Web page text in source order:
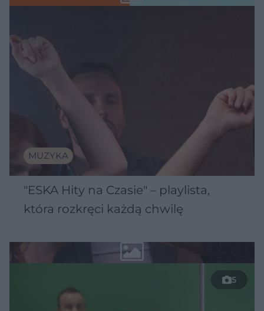
MUZYKA
"ESKA Hity na Czasie" – playlista,
która rozkręci każdą chwilę
5